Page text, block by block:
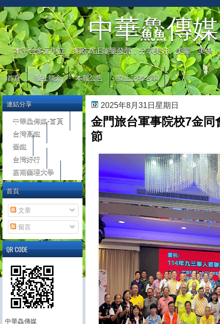
中華鱻傳媒
本平台多元中立，期盼為正能量發聲，分享美好、美麗、美學
首頁 報社簡介 本報公告 線上記者名單
2025年8月31日星期日
金門旅台軍事院校7金
節
連結分享
中華鱻傳媒-首頁
台灣高鐵
臺鐵
台灣好行
嘉南藥理大學
首頁
文章
留言
QR CODE
中華鱻傳媒